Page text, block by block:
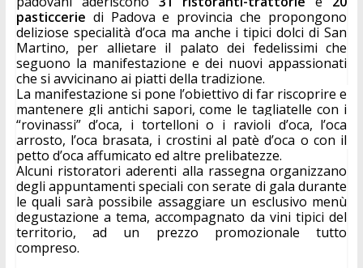
pasticcerie di Padova e provincia che propongono
deliziose specialità d’oca ma anche i tipici dolci di San
Martino, per allietare il palato dei fedelissimi che
seguono la manifestazione e dei nuovi appassionati
che si avvicinano ai piatti della tradizione.
La manifestazione si pone l’obiettivo di far riscoprire e
mantenere gli antichi sapori, come le tagliatelle con i
“rovinassi” d’oca, i tortelloni o i ravioli d’oca, l’oca
arrosto, l’oca brasata, i crostini al patè d’oca o con il
petto d’oca affumicato ed altre prelibatezze.
Alcuni ristoratori aderenti alla rassegna organizzano
degli appuntamenti speciali con serate di gala durante
le quali sarà possibile assaggiare un esclusivo menù
degustazione a tema, accompagnato da vini tipici del
territorio, ad un prezzo promozionale tutto
compreso.